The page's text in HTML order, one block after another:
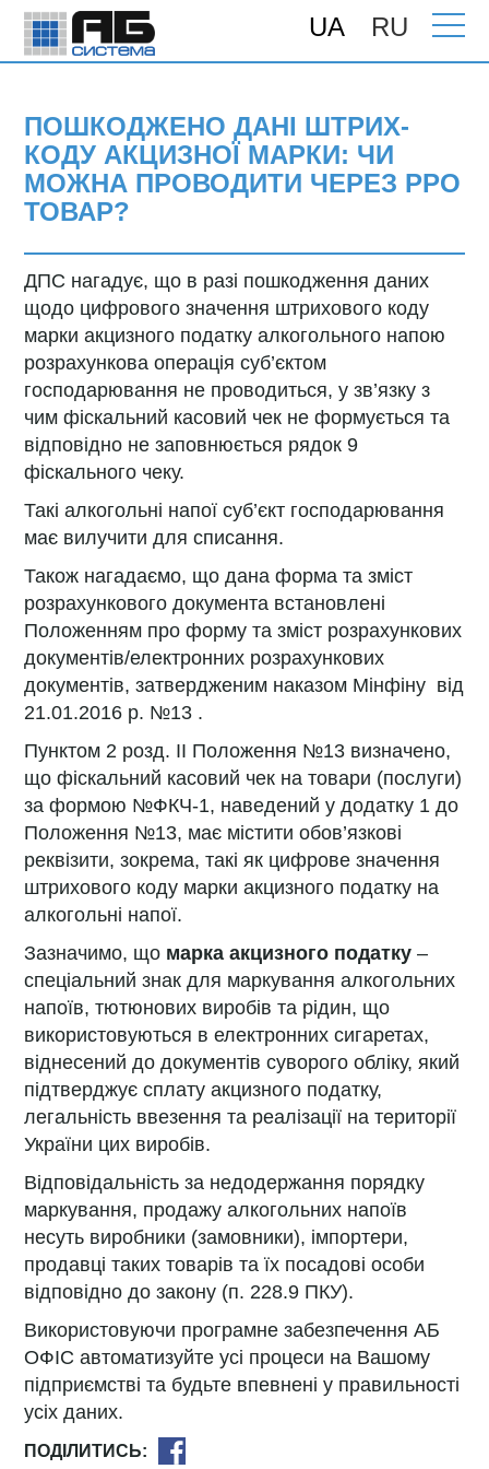
UA RU
Головна>Підтримка>Консультації>
ПОШКОДЖЕНО ДАНІ ШТРИХ-
КОДУ АКЦИЗНОЇ МАРКИ: ЧИ
МОЖНА ПРОВОДИТИ ЧЕРЕЗ РРО
ТОВАР?
ДПС нагадує, що в разі пошкодження даних
щодо цифрового значення штрихового коду
марки акцизного податку алкогольного напою
розрахункова операція суб’єктом
господарювання не проводиться, у зв’язку з
чим фіскальний касовий чек не формується та
відповідно не заповнюється рядок 9
фіскального чеку.
Такі алкогольні напої суб’єкт господарювання
має вилучити для списання.
Також нагадаємо, що дана форма та зміст
розрахункового документа встановлені
Положенням про форму та зміст розрахункових
документів/електронних розрахункових
документів, затвердженим наказом Мінфіну від
21.01.2016 р. №13 .
Пунктом 2 розд. II Положення №13 визначено,
що фіскальний касовий чек на товари (послуги)
за формою №ФКЧ-1, наведений у додатку 1 до
Положення №13, має містити обов’язкові
реквізити, зокрема, такі як цифрове значення
штрихового коду марки акцизного податку на
алкогольні напої.
Зазначимо, що марка акцизного податку –
спеціальний знак для маркування алкогольних
напоїв, тютюнових виробів та рідин, що
використовуються в електронних сигаретах,
віднесений до документів суворого обліку, який
підтверджує сплату акцизного податку,
легальність ввезення та реалізації на території
України цих виробів.
Відповідальність за недодержання порядку
маркування, продажу алкогольних напоїв
несуть виробники (замовники), імпортери,
продавці таких товарів та їх посадові особи
відповідно до закону (п. 228.9 ПКУ).
Використовуючи програмне забезпечення АБ
ОФІС автоматизуйте усі процеси на Вашому
підприємстві та будьте впевнені у правильності
усіх даних.
ПОДІЛИТИСЬ: